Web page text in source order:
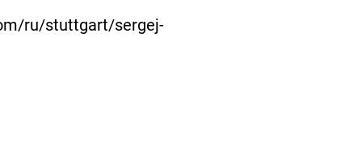
ru/stuttgart/sergej-